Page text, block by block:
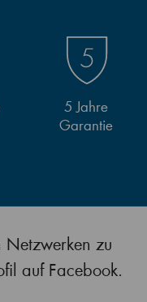
5 Jahre
Garantie
zu
auf Facebook.